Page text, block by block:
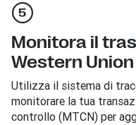
Monitora il
Western Union
Utilizza il sistema di
monitorare la tua
controllo (MTCN) per